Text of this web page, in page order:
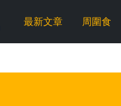
最新文章 周圍食